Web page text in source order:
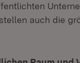
auch die